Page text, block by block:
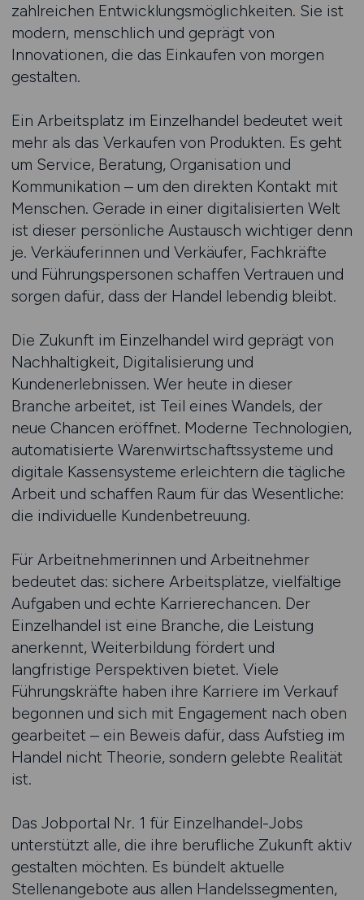
zahlreichen Entwicklungsmöglichkeiten. Sie ist
modern, menschlich und geprägt von
Innovationen, die das Einkaufen von morgen
gestalten.
Ein Arbeitsplatz im Einzelhandel bedeutet weit
mehr als das Verkaufen von Produkten. Es geht
um Service, Beratung, Organisation und
Kommunikation – um den direkten Kontakt mit
Menschen. Gerade in einer digitalisierten Welt
ist dieser persönliche Austausch wichtiger denn
je. Verkäuferinnen und Verkäufer, Fachkräfte
und Führungspersonen schaffen Vertrauen und
sorgen dafür, dass der Handel lebendig bleibt.
Die Zukunft im Einzelhandel wird geprägt von
Nachhaltigkeit, Digitalisierung und
Kundenerlebnissen. Wer heute in dieser
Branche arbeitet, ist Teil eines Wandels, der
neue Chancen eröffnet. Moderne Technologien,
automatisierte Warenwirtschaftssysteme und
digitale Kassensysteme erleichtern die tägliche
Arbeit und schaffen Raum für das Wesentliche:
die individuelle Kundenbetreuung.
Für Arbeitnehmerinnen und Arbeitnehmer
bedeutet das: sichere Arbeitsplätze, vielfältige
Aufgaben und echte Karrierechancen. Der
Einzelhandel ist eine Branche, die Leistung
anerkennt, Weiterbildung fördert und
langfristige Perspektiven bietet. Viele
Führungskräfte haben ihre Karriere im Verkauf
begonnen und sich mit Engagement nach oben
gearbeitet – ein Beweis dafür, dass Aufstieg im
Handel nicht Theorie, sondern gelebte Realität
ist.
Das Jobportal Nr. 1 für Einzelhandel-Jobs
unterstützt alle, die ihre berufliche Zukunft aktiv
gestalten möchten. Es bündelt aktuelle
Stellenangebote aus allen Handelssegmenten,